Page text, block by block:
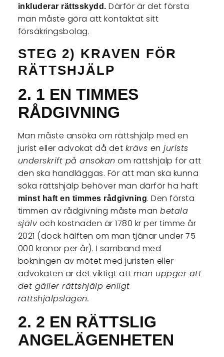
inkluderar rättsskydd.Därför är det första
man måste göra att kontaktat sitt
försäkringsbolag.
STEG 2) KRAVEN FÖR
RÄTTSHJÄLP
2. 1 EN TIMMES
RÅDGIVNING
Man måste ansöka om rättshjälp med en
jurist eller advokat då det krävs en jurists
underskrift på ansökan om rättshjälp för att
den ska handläggas. För att man ska kunna
söka rättshjälp behöver man därför ha haft
minst haft en timmes rådgivning. Den första
timmen av rådgivning måste manbetala
själv och kostnaden är 1780 kr per timme år
2021 (dock hälften om man tjänar under 75
000 kronor per år). I samband med
bokningen av mötet med juristen eller
advokaten är det viktigt attman uppger att
det gäller rättshjälp enligt
rättshjälpslagen.
2. 2 EN RÄTTSLIG
ANGELÄGENHETEN